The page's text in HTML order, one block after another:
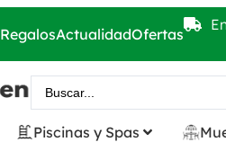
RegalosActualidadOfertas
Piscinas y Spas